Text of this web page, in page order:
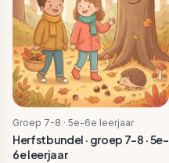
Groep 7-8 · 5e-6e leerjaar
Herfstbundel · groep 7-8 · 5e-
6e leerjaar